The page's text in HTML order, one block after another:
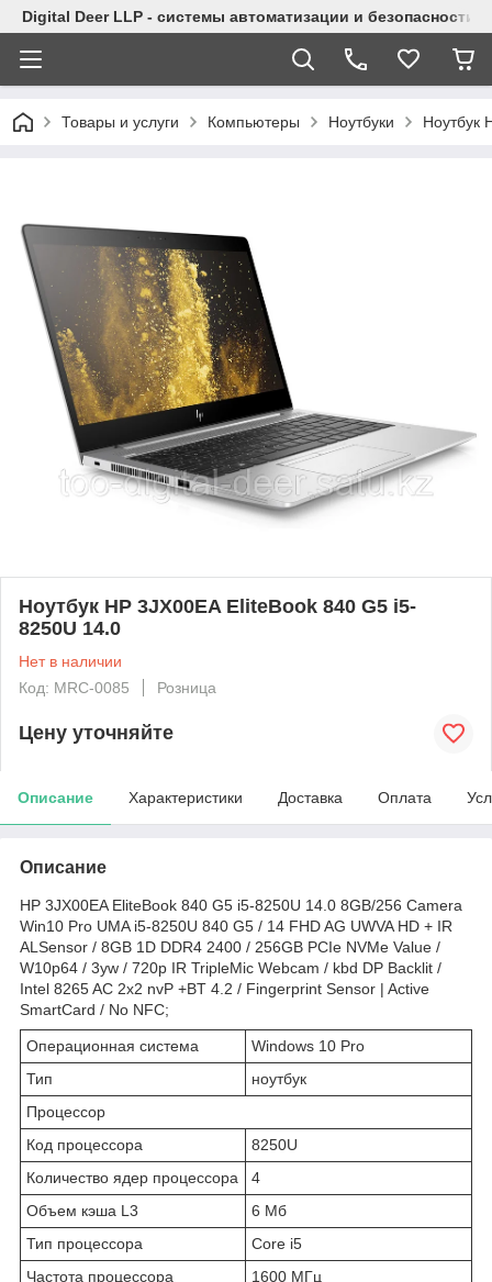
Digital Deer LLP - системы автоматизации и безопасности
Товары и услуги Компьютеры Ноутбуки Ноутбук
Ноутбук HP 3JX00EA EliteBook 840 G5 i5-
8250U 14.0
Нет в наличии
Код: MRC-0085
Розница
Цену уточняйте
Описание Характеристики Доставка Оплата
Описание
HP 3JX00EA EliteBook 840 G5 i5-8250U 14.0 8GB/256 Camera
Win10 Pro UMA i5-8250U 840 G5 / 14 FHD AG UWVA HD + IR
ALSensor / 8GB 1D DDR4 2400 / 256GB PCIe NVMe Value /
W10p64 / 3yw / 720p IR TripleMic Webcam / kbd DP Backlit /
Intel 8265 AC 2x2 nvP +BT 4.2 / Fingerprint Sensor | Active
SmartCard / No NFC;
Операционная система
Windows 10 Pro
Тип
ноутбук
Процессор
Код процессора
8250U
Количество ядер процессора
4
Объем кэша L3
6 Мб
Тип процессора
Core i5
Частота процессора
1600 МГц